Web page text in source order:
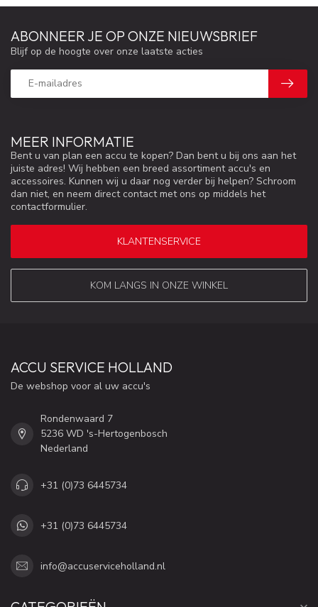
MEER INFORMATIE
Bent u van plan een accu te kopen? Dan bent u bij ons aan het
juiste adres! Wij hebben een breed assortiment accu's en
accessoires. Kunnen wij u daar nog verder bij helpen? Schroom
dan niet, en neem direct contact met ons op middels het
contactformulier.
KLANTENSERVICE
KOM LANGS IN ONZE WINKEL
ABONNEER JE OP ONZE NIEUWSBRIEF
Blijf op de hoogte over onze laatste acties
ACCU SERVICE HOLLAND
De webshop voor al uw accu's
Rondenwaard 7
5236 WD 's-Hertogenbosch
Nederland
+31 (0)73 6445734
+31 (0)73 6445734
info@accuserviceholland.nl